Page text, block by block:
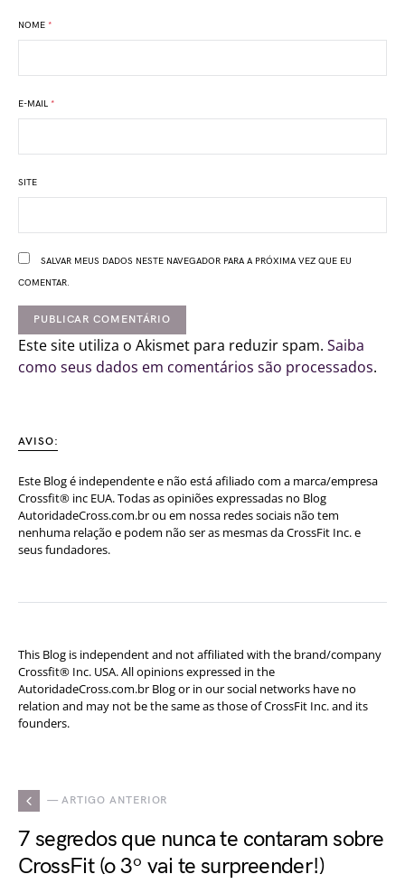
NOME *
E-MAIL *
SITE
SALVAR MEUS DADOS NESTE NAVEGADOR PARA A PRÓXIMA VEZ QUE EU
COMENTAR.
Este site utiliza o Akismet para reduzir spam. Saiba
como seus dados em comentários são processados.
AVISO:
Este Blog é independente e não está afiliado com a marca/empresa
Crossfit® inc EUA. Todas as opiniões expressadas no Blog
AutoridadeCross.com.br ou em nossa redes sociais não tem
nenhuma relação e podem não ser as mesmas da CrossFit Inc. e
seus fundadores.
This Blog is independent and not affiliated with the brand/company
Crossfit® Inc. USA. All opinions expressed in the
AutoridadeCross.com.br Blog or in our social networks have no
relation and may not be the same as those of CrossFit Inc. and its
founders.
— ARTIGO ANTERIOR
7 segredos que nunca te contaram sobre
CrossFit (o 3º vai te surpreender!)